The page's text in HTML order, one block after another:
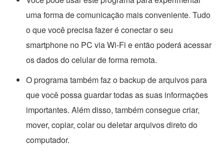
uma forma de comunicação mais conveniente. Tudo
o que você precisa fazer é conectar o seu
smartphone no PC via Wi-Fi e então poderá acessar
os dados do celular de forma remota.
O programa também faz o backup de arquivos para
que você possa guardar todas as suas informações
importantes. Além disso, também consegue criar,
mover, copiar, colar ou deletar arquivos direto do
computador.